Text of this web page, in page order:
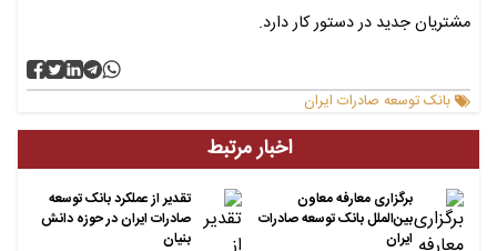
مشتریان جدید در دستور کار دارد.
بانک توسعه صادرات ایران
اخبار مرتبط
برگزاری معارفه معاون
بین‌الملل بانک توسعه صادرات
ایران
تقدیر از عملکرد بانک توسعه
صادرات ایران در حوزه دانش
بنیان